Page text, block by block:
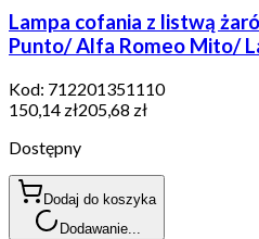
Lampa cofania z listwą
Punto/ Alfa Romeo Mito/
Kod: 712201351110
150,14 zł205,68 zł
Dostępny
Dodaj do koszyka
Dodawanie...